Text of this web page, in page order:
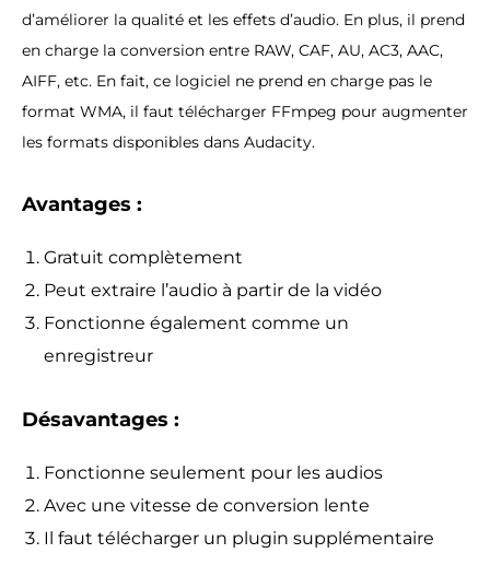
d’améliorer la qualité et les effets d’audio. En plus, il prend
en charge la conversion entre RAW, CAF, AU, AC3, AAC,
AIFF, etc. En fait, ce logiciel ne prend en charge pas le
format WMA, il faut télécharger FFmpeg pour augmenter
les formats disponibles dans Audacity.
Avantages :
Gratuit complètement
Peut extraire l’audio à partir de la vidéo
Fonctionne également comme un
enregistreur
Désavantages :
Fonctionne seulement pour les audios
Avec une vitesse de conversion lente
Il faut télécharger un plugin supplémentaire